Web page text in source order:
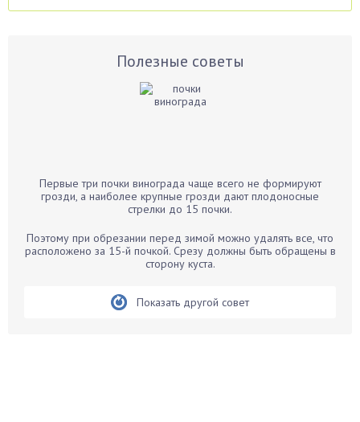
Аспарагус
Бархатцы
Белые грибы
Бирючина
Полезные советы
Первые три почки винограда чаще всего не формируют
грозди, а наиболее крупные грозди дают плодоносные
стрелки до 15 почки.
Поэтому при обрезании перед зимой можно удалять все, что
расположено за 15-й почкой. Срезу должны быть обращены в
сторону куста.
Показать другой совет